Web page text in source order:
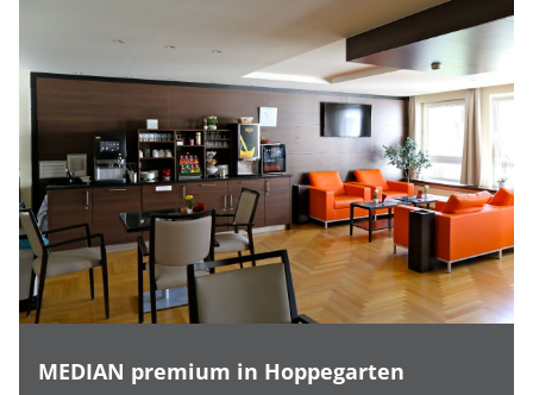
MEDIAN premium in Hoppegarten